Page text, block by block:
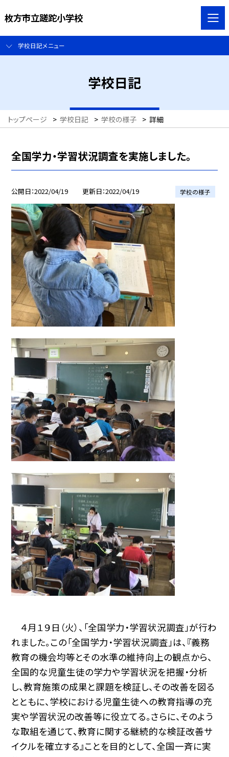
枚方市立蹉跎小学校
学校日記メニュー
学校日記
トップページ > 学校日記 > 学校の様子 > 詳細
全国学力・学習状況調査を実施しました。
公開日 2022/04/19 更新日 2022/04/19 学校の様子
４月１９日（火）、「全国学力・学習状況調査」が行わ
れました。この「全国学力・学習状況調査」は、『義務
教育の機会均等とその水準の維持向上の観点から、
全国的な児童生徒の学力や学習状況を把握・分析
し、教育施策の成果と課題を検証し、その改善を図る
とともに、学校における児童生徒への教育指導の充
実や学習状況の改善等に役立てる。さらに、そのよう
な取組を通じて、教育に関する継続的な検証改善サ
イクルを確立する』ことを目的として、全国一斉に実